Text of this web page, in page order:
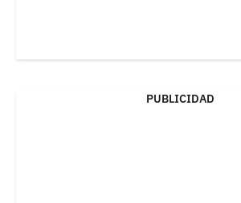
PUBLICIDAD